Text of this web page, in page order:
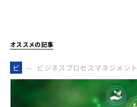
オススメの記事
ビ ビジネスプロセスマネジメント